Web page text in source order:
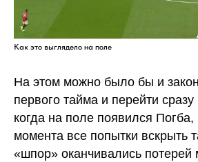
Как это выглядело на поле
На этом можно было бы и
первого тайма и перейти
когда на поле появился Погба,
момента все попытки вскрыть
«шпор» оканчивались потерей